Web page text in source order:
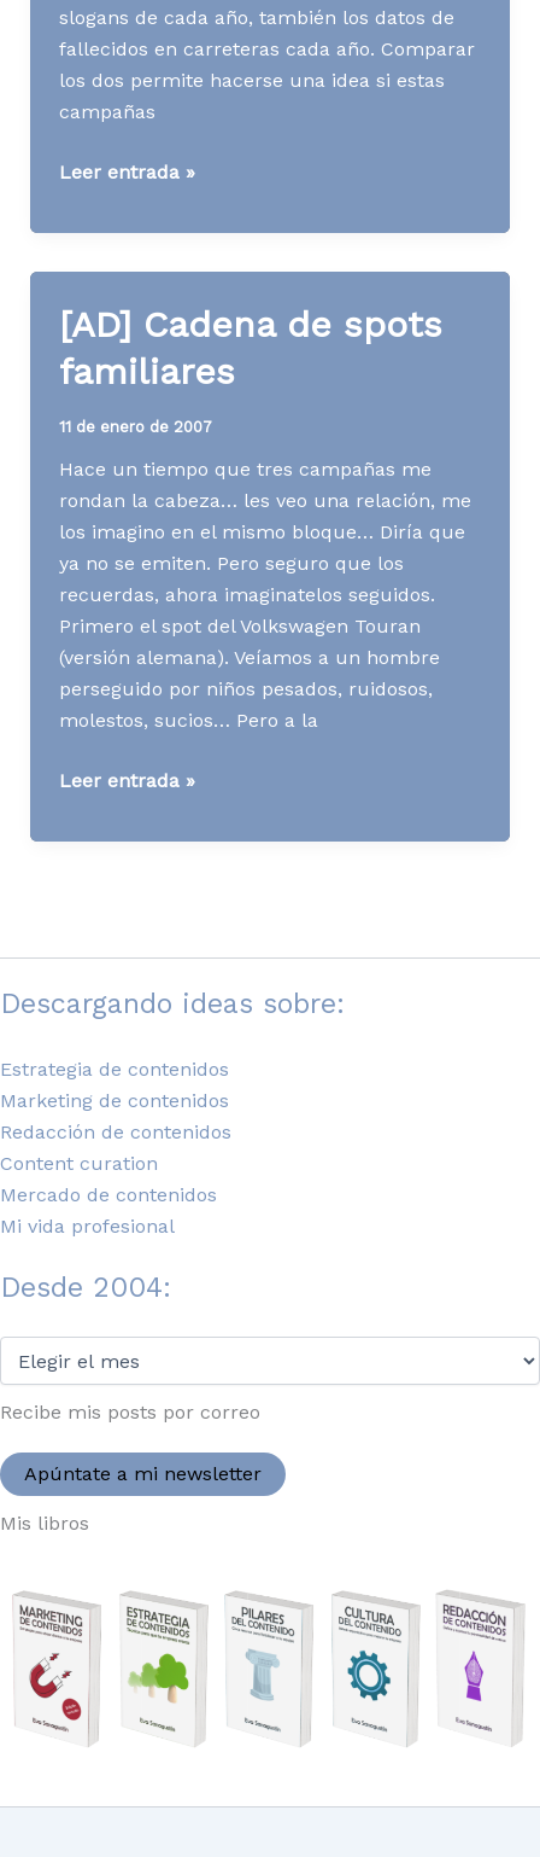
slogans de cada año, también los datos de
fallecidos en carreteras cada año. Comparar
los dos permite hacerse una idea si estas
campañas
[AD]
de
Leer entrada »
[AD] Cadena de spots
familiares
11 de enero de 2007
Hace un tiempo que tres campañas me
rondan la cabeza… les veo una relación, me
los imagino en el mismo bloque… Diría que
ya no se emiten. Pero seguro que los
recuerdas, ahora imaginatelos seguidos.
Primero el spot del Volkswagen Touran
(versión alemana). Veíamos a un hombre
perseguido por niños pesados, ruidosos,
molestos, sucios… Pero a la
[AD]
de
Leer entrada »
Descargando ideas sobre:
Estrategia de contenidos
Marketing de contenidos
Redacción de contenidos
Content curation
Mercado de contenidos
Mi vida profesional
Desde 2004:
2004:
Recibe mis posts por correo
Apúntate a mi newsletter
Mis libros